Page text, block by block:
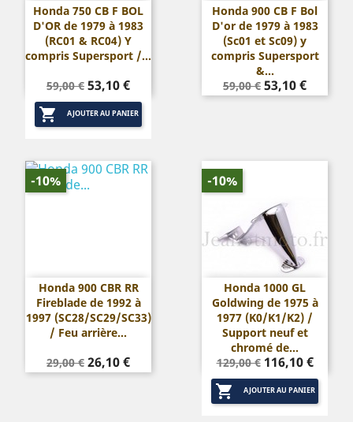
Honda 750 CB F BOL
D'OR de 1979 à 1983
(RC01 & RC04) Y
compris Supersport /...
Prix
de
base
59,00 € Prix
53,10 €
 AJOUTER AU PANIER
Honda 900 CB F Bol
D'or de 1979 à 1983
(Sc01 et Sc09) y
compris Supersport
&...
Prix
de
59,00 € Prix
53,10 €
Honda 900 CBR RR
Fireblade de 1992 à
1997 (SC28/SC29/SC33)
/ Feu arrière...
Prix
de
29,00 € Prix
26,10 €
-10%
Honda 1000 GL
Goldwing de 1975 à
1977 (K0/K1/K2) /
Support neuf et
chromé de...
Prix
de
base
129,00 € Prix
116,10 €
 AJOUTER AU PANIER
-10%